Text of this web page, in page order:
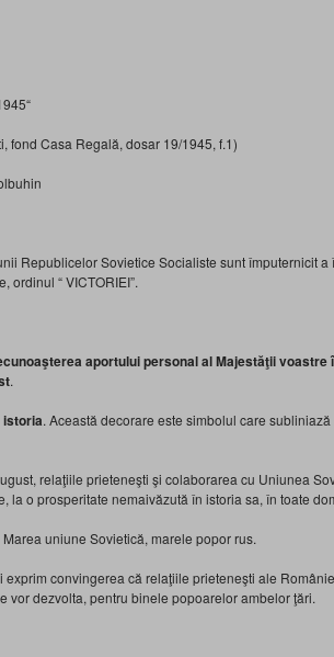
fond Casa Regală, dosar 19/1945, f.1)
Republicelor Sovietice Socialiste sunt împuternicit
ordinul “ VICTORIEI”.
aportului personal al Majestăţii voastre
.
istoria. Această decorare este simbolul care
relaţiile prieteneşti şi colaborarea cu Uniunea
la o prosperitate nemaivăzută în istoria sa, în toate
uniune Sovietică, marele popor rus.
exprim convingerea că relaţiile prieteneşti ale
vor dezvolta, pentru binele popoarelor ambelor ţări.